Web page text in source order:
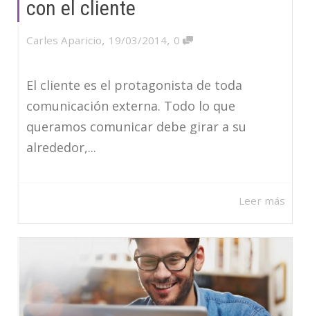
con el cliente
Carles Aparicio, 19/03/2014, 0
El cliente es el protagonista de toda
comunicación externa. Todo lo que
queramos comunicar debe girar a su
alrededor,...
Leer más